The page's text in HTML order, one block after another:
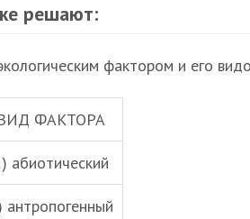
решают:
фактором и его
ФАКТОРА
абиотический
антропогенный